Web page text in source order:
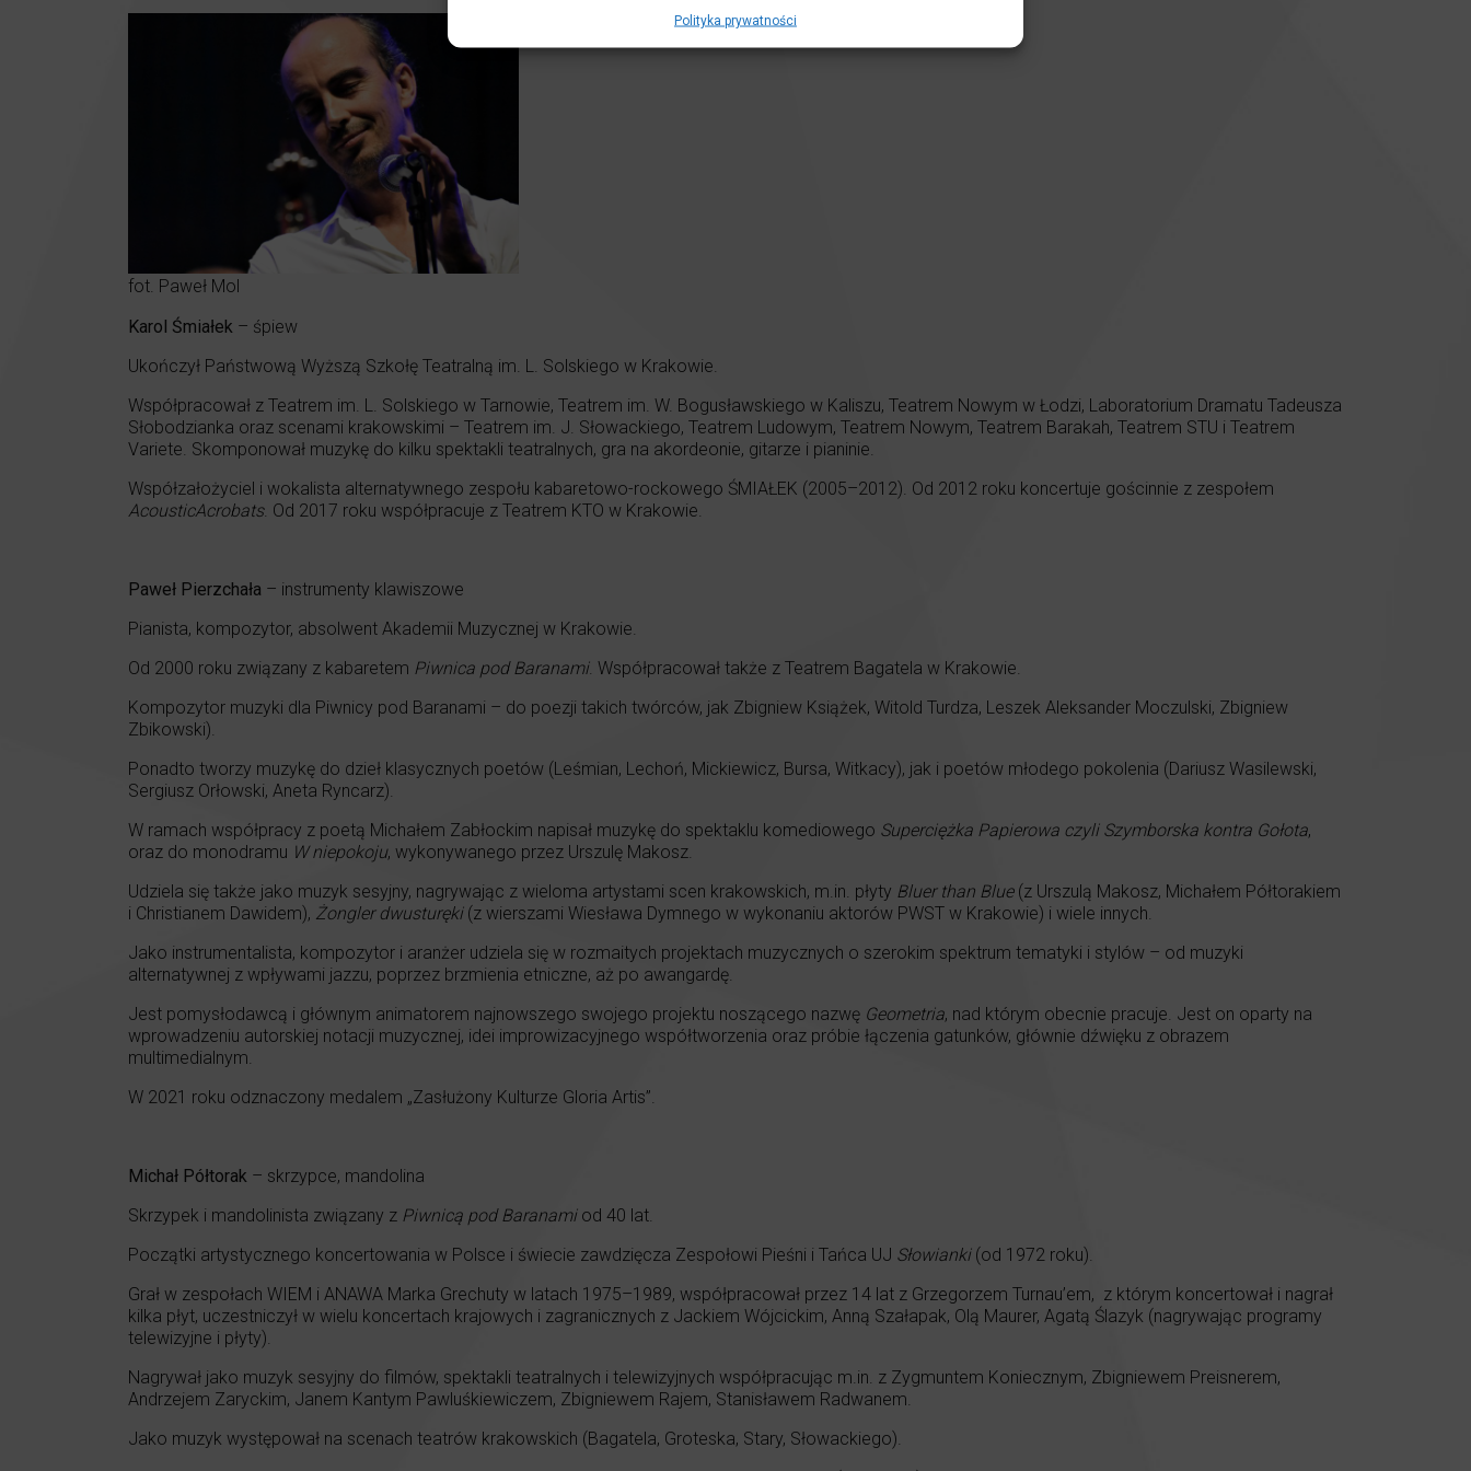
Polityka prywatności
fot. Paweł Mol
Karol Śmiałek – śpiew
Ukończył Państwową Wyższą Szkołę Teatralną im. L. Solskiego w Krakowie.
Współpracował z Teatrem im. L. Solskiego w Tarnowie, Teatrem im. W. Bogusławskiego w Kaliszu, Teatrem Nowym w Łodzi, Laboratorium Dramatu Tadeusza
Słobodzianka oraz scenami krakowskimi – Teatrem im. J. Słowackiego, Teatrem Ludowym, Teatrem Nowym, Teatrem Barakah, Teatrem STU i Teatrem
Variete. Skomponował muzykę do kilku spektakli teatralnych, gra na akordeonie, gitarze i pianinie.
Współzałożyciel i wokalista alternatywnego zespołu kabaretowo-rockowego ŚMIAŁEK (2005–2012). Od 2012 roku koncertuje gościnnie z zespołem
AcousticAcrobats. Od 2017 roku współpracuje z Teatrem KTO w Krakowie.
Paweł Pierzchała – instrumenty klawiszowe
Pianista, kompozytor, absolwent Akademii Muzycznej w Krakowie.
Od 2000 roku związany z kabaretem Piwnica pod Baranami. Współpracował także z Teatrem Bagatela w Krakowie.
Kompozytor muzyki dla Piwnicy pod Baranami – do poezji takich twórców, jak Zbigniew Książek, Witold Turdza, Leszek Aleksander Moczulski, Zbigniew
Zbikowski).
Ponadto tworzy muzykę do dzieł klasycznych poetów (Leśmian, Lechoń, Mickiewicz, Bursa, Witkacy), jak i poetów młodego pokolenia (Dariusz Wasilewski,
Sergiusz Orłowski, Aneta Ryncarz).
W ramach współpracy z poetą Michałem Zabłockim napisał muzykę do spektaklu komediowego Superciężka Papierowa czyli Szymborska kontra Gołota,
oraz do monodramu W niepokoju, wykonywanego przez Urszulę Makosz.
Udziela się także jako muzyk sesyjny, nagrywając z wieloma artystami scen krakowskich, m.in. płyty Bluer than Blue(z Urszulą Makosz, Michałem Półtorakiem
i Christianem Dawidem), Żongler dwusturęki(z wierszami Wiesława Dymnego w wykonaniu aktorów PWST w Krakowie) i wiele innych.
Jako instrumentalista, kompozytor i aranżer udziela się w rozmaitych projektach muzycznych o szerokim spektrum tematyki i stylów – od muzyki
alternatywnej z wpływami jazzu, poprzez brzmienia etniczne, aż po awangardę.
Jest pomysłodawcą i głównym animatorem najnowszego swojego projektu noszącego nazwę Geometria, nad którym obecnie pracuje. Jest on oparty na
wprowadzeniu autorskiej notacji muzycznej, idei improwizacyjnego współtworzenia oraz próbie łączenia gatunków, głównie dźwięku z obrazem
multimedialnym.
W 2021 roku odznaczony medalem „Zasłużony Kulturze Gloria Artis”.
Michał Półtorak – skrzypce, mandolina
Skrzypek i mandolinista związany z Piwnicą pod Baranamiod 40 lat.
Początki artystycznego koncertowania w Polsce i świecie zawdzięcza Zespołowi Pieśni i Tańca UJ Słowianki(od 1972 roku).
Grał w zespołach WIEM i ANAWA Marka Grechuty w latach 1975–1989, współpracował przez 14 lat z Grzegorzem Turnau’em, z którym koncertował i nagrał
kilka płyt, uczestniczył w wielu koncertach krajowych i zagranicznych z Jackiem Wójcickim, Anną Szałapak, Olą Maurer, Agatą Ślazyk (nagrywając programy
telewizyjne i płyty).
Nagrywał jako muzyk sesyjny do filmów, spektakli teatralnych i telewizyjnych współpracując m.in. z Zygmuntem Koniecznym, Zbigniewem Preisnerem,
Andrzejem Zaryckim, Janem Kantym Pawluśkiewiczem, Zbigniewem Rajem, Stanisławem Radwanem.
Jako muzyk występował na scenach teatrów krakowskich (Bagatela, Groteska, Stary, Słowackiego).